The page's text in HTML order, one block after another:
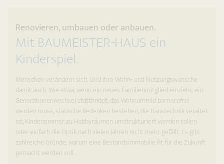
Renovieren, umbauen oder anbauen.
Mit BAUMEISTER-HAUS ein
Kinderspiel.
Menschen verändern sich. Und ihre Wohn- und Nutzungswünsche
damit auch. Wie etwa, wenn ein neues Familienmitglied einzieht, ein
Generationenwechsel stattfindet, das Wohnumfeld barrierefrei
werden muss, statische Bedenken bestehen, die Haustechnik veraltet
ist, Kinderzimmer zu Hobbyräumen umstrukturiert werden sollen
oder einfach die Optik nach vielen Jahren nicht mehr gefällt. Es gibt
zahlreiche Gründe, warum eine Bestandsimmobilie fit für die Zukunft
gemacht werden soll.